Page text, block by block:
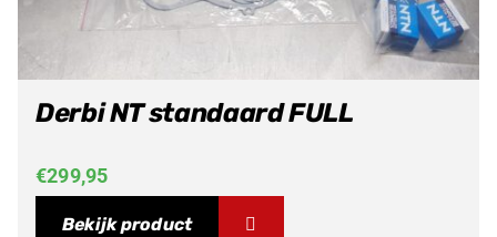
Derbi NT standaard FULL
€299,95
Bekijk product